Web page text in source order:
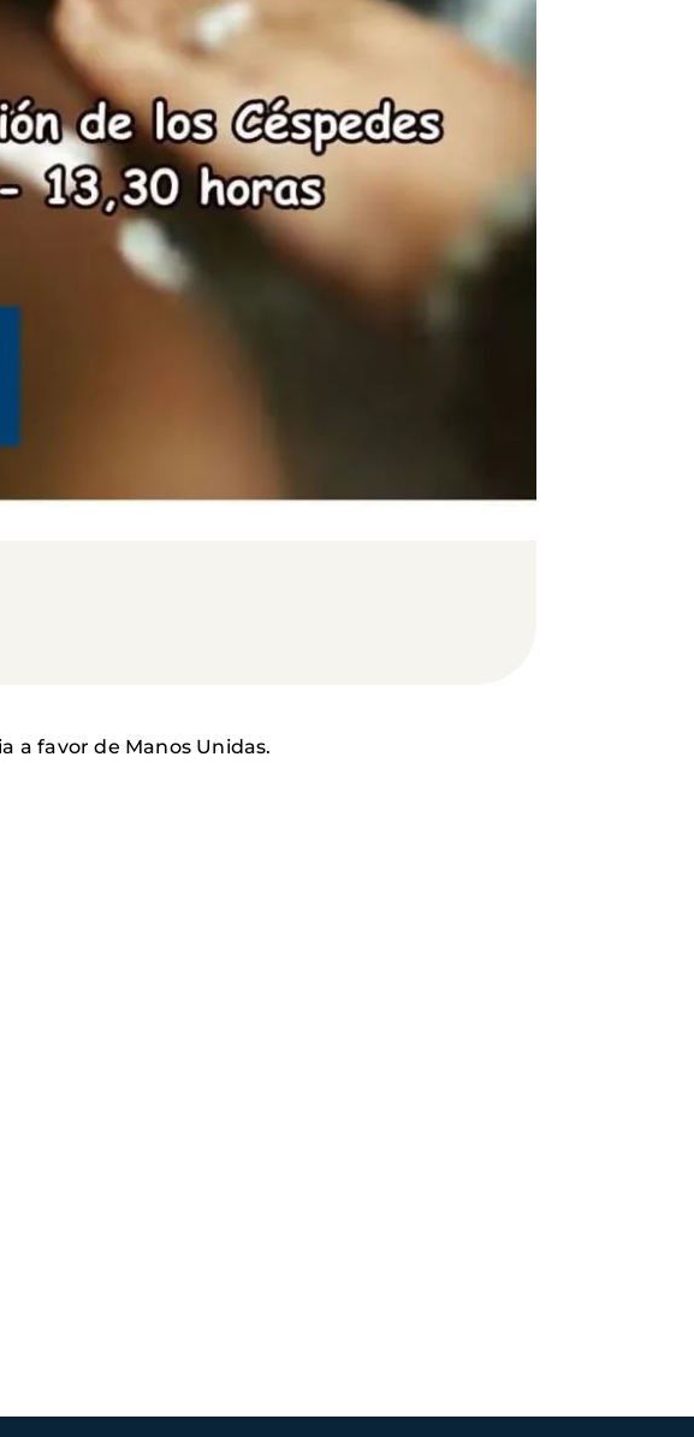
a favor de Manos Unidas.